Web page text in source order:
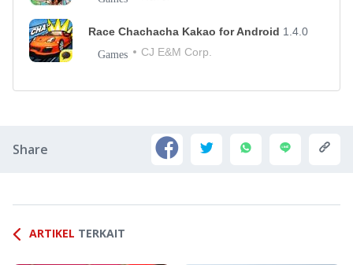
Race Chachacha Kakao for Android 1.4.0
Games CJ E&M Corp.
Share
ARTIKEL TERKAIT